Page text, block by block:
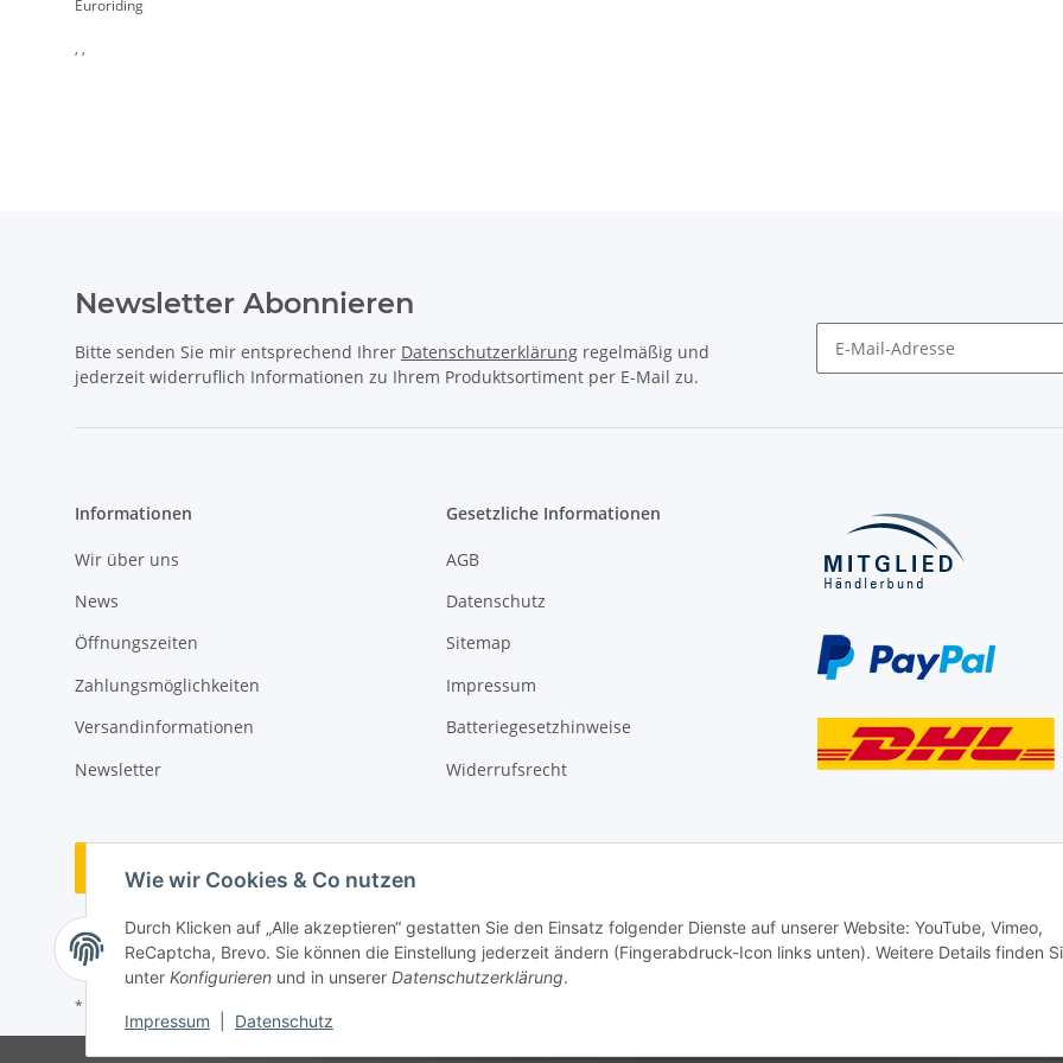
Wie wir Cookies & Co nutzen
Durch Klicken auf „Alle akzeptieren“ gestatten Sie den Einsatz folgender Dienste auf unserer Website: YouTube, Vimeo,
ReCaptcha, Brevo. Sie können die Einstellung jederzeit ändern (Fingerabdruck-Icon links unten). Weitere Details finden
unter Konfigurieren und in unserer Datenschutzerklärung.
Impressum Datenschutz
Euroriding
, ,
Newsletter Abonnieren
Bitte senden Sie mir entsprechend Ihrer Datenschutzerklärung regelmäßig und
jederzeit widerruflich Informationen zu Ihrem Produktsortiment per E-Mail zu.
Informationen
Wir über uns
News
Öffnungszeiten
Zahlungsmöglichkeiten
Versandinformationen
Newsletter
Gesetzliche Informationen
AGB
Datenschutz
Sitemap
Impressum
Batteriegesetzhinweise
Widerrufsrecht
Vertrag widerrufen
* Alle Preise inkl. gesetzlicher USt., zzgl.